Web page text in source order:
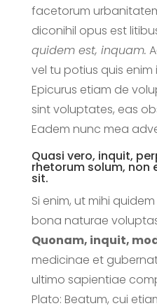
facetorum
diconihil opus est
quidem est, inquam.
vel tu potius quis
Epicurus etiam de
sint voluptates, eas
Eadem nunc mea
Quasi vero, inquit,
rhetorum solum,
sit.
Si enim, ut mihi
bona naturae
Quonam, inquit,
medicinae et
ultimo sapientiae
Plato: Beatum, cui